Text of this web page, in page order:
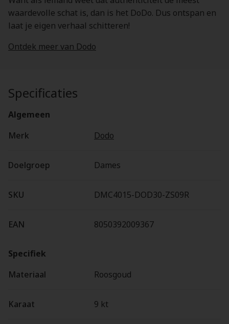
waardevolle schat is, dan is het DoDo. Dus ontspan en
laat je eigen verhaal schitteren!
Ontdek meer van Dodo
Specificaties
Algemeen
Merk
Dodo
Doelgroep Dames
SKU DMC4015-DOD30-ZS09R
EAN 8050392009367
Specifiek
Materiaal
Roosgoud
Karaat 9 kt